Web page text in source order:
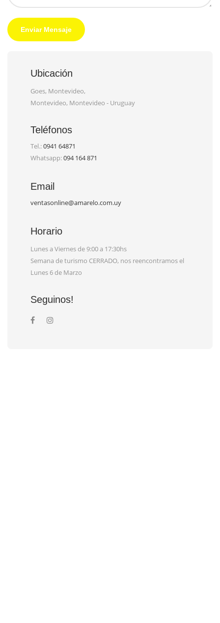
Enviar Mensaje
Ubicación
Goes, Montevideo,
Montevideo, Montevideo - Uruguay
Teléfonos
Tel.:0941 64871
Whatsapp:094 164 871
Email
ventasonline@amarelo.com.uy
Horario
Lunes a Viernes de 9:00 a 17:30hs
Semana de turismo CERRADO, nos reencontramos el
Lunes 6 de Marzo
Seguinos!